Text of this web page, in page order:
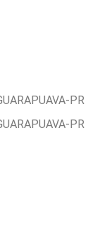
PR
PR